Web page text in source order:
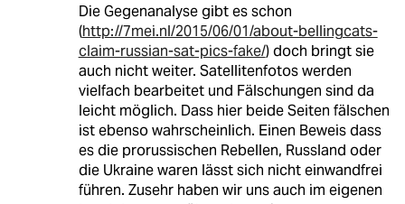
Die Gegenanalyse gibt es schon
(http://7mei.nl/2015/06/01/about-bellingcats-
claim-russian-sat-pics-fake/) doch bringt sie
auch nicht weiter. Satellitenfotos werden
vielfach bearbeitet und Fälschungen sind da
leicht möglich. Dass hier beide Seiten fälschen
ist ebenso wahrscheinlich. Einen Beweis dass
es die prorussischen Rebellen, Russland oder
die Ukraine waren lässt sich nicht einwandfrei
führen. Zusehr haben wir uns auch im eigenen